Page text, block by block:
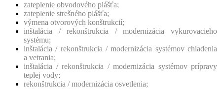
zateplenie obvodového plášťa;
zateplenie strešného plášťa;
výmena otvorových konštrukcií;
inštalácia / rekonštrukcia / modernizácia vykurovacieho
systému;
inštalácia / rekonštrukcia / modernizácia systémov chladenia
a vetrania;
inštalácia / rekonštrukcia / modernizácia systémov prípravy
teplej vody;
rekonštrukcia / modernizácia osvetlenia;